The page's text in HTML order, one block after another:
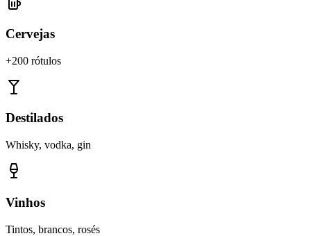
Cervejas
+200 rótulos
Destilados
Whisky, vodka, gin
Vinhos
Tintos, brancos, rosés